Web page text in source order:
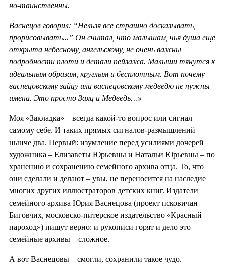
но-таинственны.
Васнецов говорил: “Нельзя все страш­но досказывать,
прорисовывать...” Он счи­тал, что малышам, чья душа еще
открыта небесному, ангельскому, не очень важны
подробности плоти и детали пейзажа. Малыши тянутся к
идеальным образам, круглым и бесплотным. Вот почему
васнецовскому зайцу или васнецовскому медведю не нужны
имена. Это просто Заяц и Медведь…»
Моя «Закладка» – всегда какой-то вопрос или сигнал
самому себе. И таких прямых сигналов-размышлений
нынче два. Первый: изумление перед усилиями дочерей
художника – Елизаветы Юрьевны и Натальи Юрьевны – по
хранению и сохранению семейного архива отца. То, что
они сделали и делают – увы, не переносится на наследие
многих других иллюстраторов детских книг. Издатели
семейного архива Юрия Васнецова (проект псковичан
Биговчих, московско-питерское издательство «Красный
пароход») пишут верно: и рукописи горят и дело это –
семейные архивы – сложное.
А вот Васнецовы – смогли, сохранили такое чудо.